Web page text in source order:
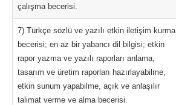
çalışma becerisi.
7) Türkçe sözlü ve yazılı etkin iletişim kurma
becerisi; en az bir yabancı dil bilgisi; etkin
rapor yazma ve yazılı raporları anlama,
tasarım ve üretim raporları hazırlayabilme,
etkin sunum yapabilme, açık ve anlaşılır
talimat verme ve alma becerisi.